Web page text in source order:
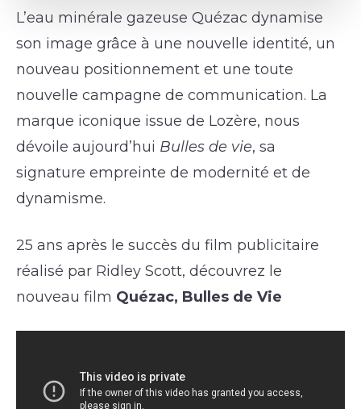
L’eau minérale gazeuse Quézac dynamise
son image grâce à une nouvelle identité, un
nouveau positionnement et une toute
nouvelle campagne de communication. La
marque iconique issue de Lozère, nous
dévoile aujourd’hui Bulles de vie, sa
signature empreinte de modernité et de
dynamisme.
25 ans après le succès du film publicitaire
réalisé par Ridley Scott, découvrez le
nouveau film Quézac, Bulles de Vie